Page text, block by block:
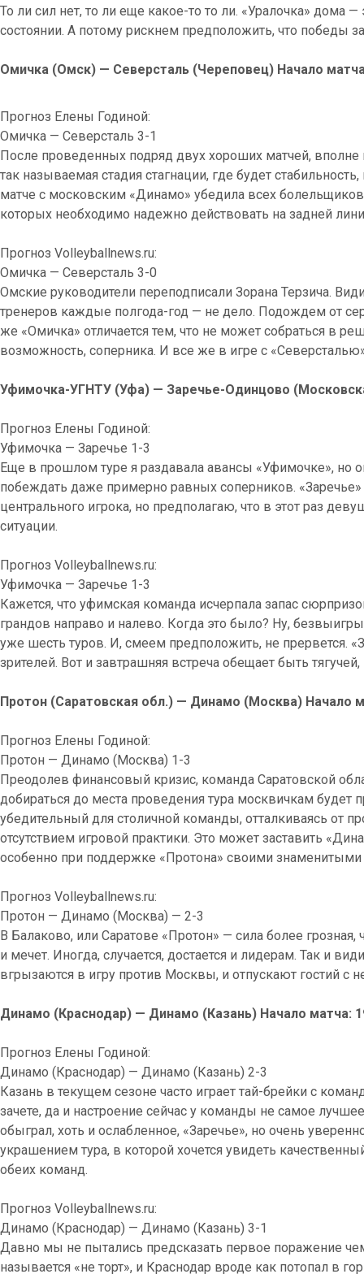
То ли сил нет, то ли еще какое-то то ли. «Уралочка» дома
состоянии. А потому рискнем предположить, что победы
Омичка (Омск) — Северсталь (Череповец) Начало
Прогноз Елены Годиной:
Омичка — Северсталь 3-1
После проведенных подряд двух хороших матчей,
так называемая стадия стагнации, где будет
матче с московским «Динамо» убедила всех
которых необходимо надежно действовать на задней
Прогноз Volleyballnews.ru:
Омичка — Северсталь 3-0
Омские руководители переподписали Зорана Терзича.
тренеров каждые полгода-год — не дело. Подождем от
же «Омичка» отличается тем, что не может собраться в
возможность, соперника. И все же в игре с
Уфимочка-УГНТУ (Уфа) — Заречье-Одинцово
Прогноз Елены Годиной:
Уфимочка — Заречье 1-3
Еще в прошлом туре я раздавала авансы «Уфимочке», но
побеждать даже примерно равных соперников.
центрального игрока, но предполагаю, что в этот раз
ситуации.
Прогноз Volleyballnews.ru:
Уфимочка — Заречье 1-3
Кажется, что уфимская команда исчерпала запас
грандов направо и налево. Когда это было? Ну,
уже шесть туров. И, смеем предположить, не прервется.
зрителей. Вот и завтрашняя встреча обещает быть
Протон (Саратовская обл.) — Динамо (Москва) Начало
Прогноз Елены Годиной:
Протон — Динамо (Москва) 1-3
Преодолев финансовый кризис, команда Саратовской
добираться до места проведения тура москвичкам будет
убедительный для столичной команды, отталкиваясь от
отсутствием игровой практики. Это может заставить
особенно при поддержке «Протона» своими
Прогноз Volleyballnews.ru:
Протон — Динамо (Москва) — 2-3
В Балаково, или Саратове «Протон» — сила более
и мечет. Иногда, случается, достается и лидерам. Так и
вгрызаются в игру против Москвы, и отпускают гостий с
Динамо (Краснодар) — Динамо (Казань) Начало матча:
Прогноз Елены Годиной:
Динамо (Краснодар) — Динамо (Казань) 2-3
Казань в текущем сезоне часто играет тай-брейки с
зачете, да и настроение сейчас у команды не самое
обыграл, хоть и ослабленное, «Заречье», но очень
украшением тура, в которой хочется увидеть
обеих команд.
Прогноз Volleyballnews.ru:
Динамо (Краснодар) — Динамо (Казань) 3-1
Давно мы не пытались предсказать первое поражение
называется «не торт», и Краснодар вроде как потопал в